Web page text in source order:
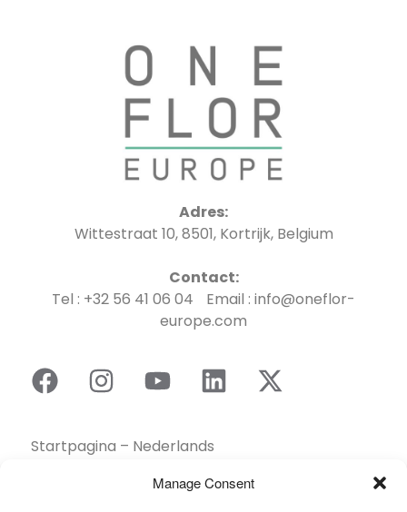
Manage Consent
Adres:
Wittestraat 10, 8501, Kortrijk, Belgium
Contact:
Tel : +32 56 41 06 04 Email : info@oneflor-
europe.com
Startpagina – Nederlands